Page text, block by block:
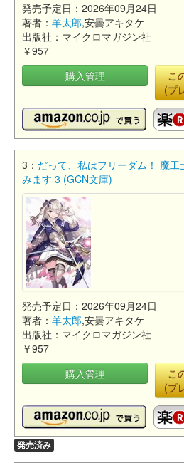
発売予定日：2026年09月24日
著者： 羊太郎,安曇アキタケ
出版社：マイクロマガジン社
￥957
購入管理
こ
(プ
3： だって、私はフリーダム！ 魔
みます 3 (GCN文庫)
発売予定日：2026年09月24日
著者： 羊太郎,安曇アキタケ
出版社：マイクロマガジン社
￥957
購入管理
こ
(プ
発売済み